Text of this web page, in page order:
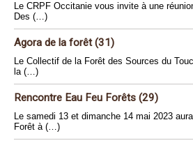
Le CRPF Occitanie vous invite à une
Des (…)
Agora de la forêt (31)
Le Collectif de la Forêt des Sources du
la (…)
Rencontre Eau Feu Forêts (29)
Le samedi 13 et dimanche 14 mai 2023
Forêt à (…)